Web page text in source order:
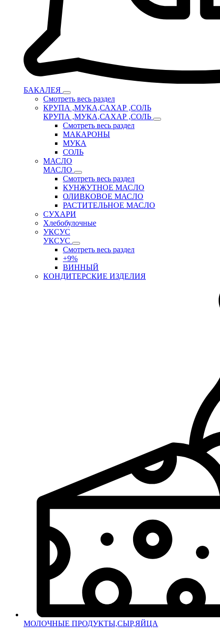
БАКАЛЕЯ
Смотреть весь раздел
КРУПА ,МУКА,САХАР ,СОЛЬ
КРУПА ,МУКА,САХАР ,СОЛЬ
Смотреть весь раздел
МАКАРОНЫ
МУКА
СОЛЬ
МАСЛО
МАСЛО
Смотреть весь раздел
КУНЖУТНОЕ МАСЛО
ОЛИВКОВОЕ МАСЛО
РАСТИТЕЛЬНОЕ МАСЛО
СУХАРИ
Хлебобулочные
УКСУС
УКСУС
Смотреть весь раздел
+9%
ВИННЫЙ
КОНДИТЕРСКИЕ ИЗДЕЛИЯ
МОЛОЧНЫЕ ПРОДУКТЫ,СЫР,ЯЙЦА